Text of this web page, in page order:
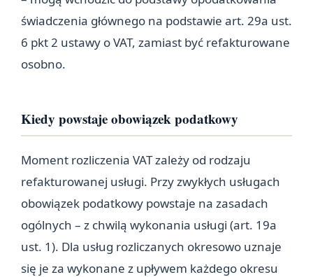
świadczenia głównego na podstawie art. 29a ust.
6 pkt 2 ustawy o VAT, zamiast być refakturowane
osobno.
Kiedy powstaje obowiązek podatkowy
Moment rozliczenia VAT zależy od rodzaju
refakturowanej usługi. Przy zwykłych usługach
obowiązek podatkowy powstaje na zasadach
ogólnych – z chwilą wykonania usługi (art. 19a
ust. 1). Dla usług rozliczanych okresowo uznaje
się je za wykonane z upływem każdego okresu